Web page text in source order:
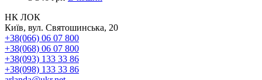
НК ЛОК
Київ, вул. Святошинська, 20
+38(066) 06 07 800
+38(068) 06 07 800
+38(093) 133 33 86
+38(098) 133 33 86